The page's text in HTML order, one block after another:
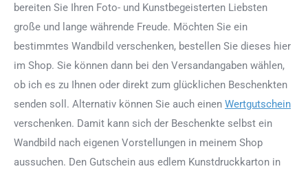
bereiten Sie Ihren Foto- und Kunstbegeisterten Liebsten
große und lange währende Freude. Möchten Sie ein
bestimmtes Wandbild verschenken, bestellen Sie dieses hier
im Shop. Sie können dann bei den Versandangaben wählen,
ob ich es zu Ihnen oder direkt zum glücklichen Beschenkten
senden soll. Alternativ können Sie auch einen Wertgutschein
verschenken. Damit kann sich der Beschenkte selbst ein
Wandbild nach eigenen Vorstellungen in meinem Shop
aussuchen. Den Gutschein aus edlem Kunstdruckkarton in